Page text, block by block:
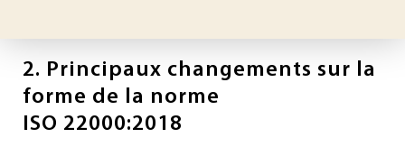
2. Principaux changements sur la
forme de la norme
ISO 22000:2018